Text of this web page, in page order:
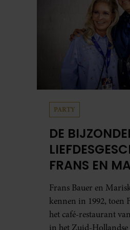
PARTY
DE
FRANS EN
OOK IN BED
EERSTE
Frans Bauer en
kennen in 1992, toen
het café-restaurant